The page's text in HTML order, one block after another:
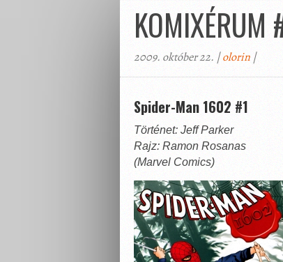
KOMIXÉRUM
2009. október 22. |olorin |
Spider-Man 1602 #1
Történet: Jeff Parker
Rajz: Ramon Rosanas
(Marvel Comics)